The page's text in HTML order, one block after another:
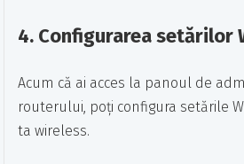
4. Configurarea setărilor
Acum că ai acces la panoul de
routerului, poți configura setările
ta wireless.